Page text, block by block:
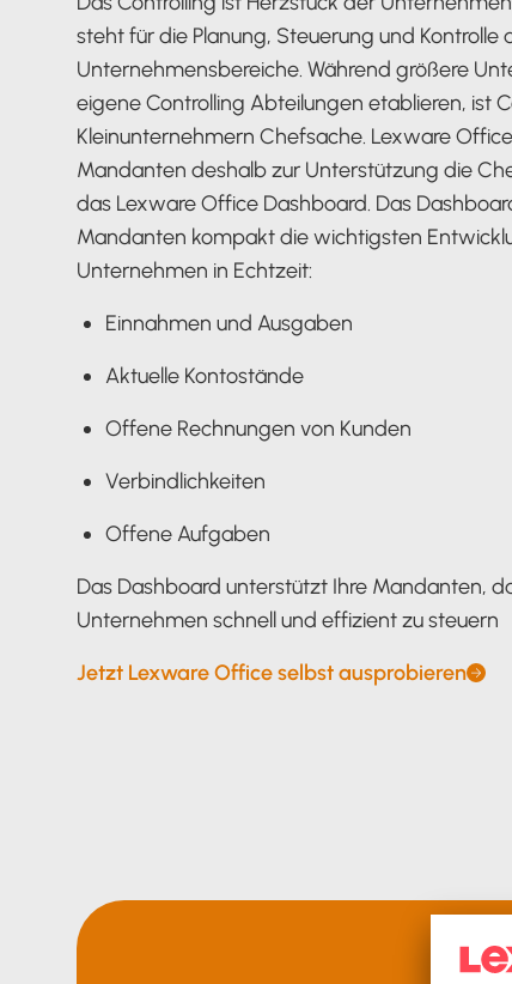
steht für die Planung, Steuerung und Kontrolle
Unternehmensbereiche. Während größere
eigene Controlling Abteilungen etablieren, ist
Kleinunternehmern Chefsache. Lexware
Mandanten deshalb zur Unterstützung die
das Lexware Office Dashboard. Das
Mandanten kompakt die wichtigsten
Unternehmen in Echtzeit:
Einnahmen und Ausgaben
Aktuelle Kontostände
Offene Rechnungen von Kunden
Verbindlichkeiten
Offene Aufgaben
Das Dashboard unterstützt Ihre Mandanten,
Unternehmen schnell und effizient zu steuern
Jetzt Lexware Office selbst ausprobieren